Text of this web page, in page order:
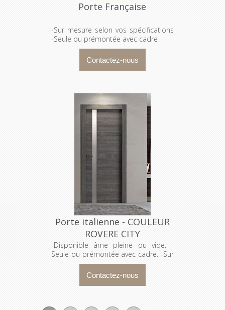
Porte Française
-Sur mesure selon vos spécifications
-Seule ou prémontée avec cadre
Porte italienne - COULEUR
ROVERE CITY
-Disponible âme pleine ou vide. -
Seule ou prémontée avec cadre. -Sur
mesure et selon vos spécifications